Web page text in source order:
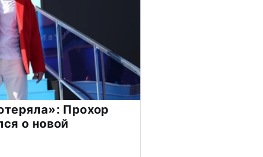
Прохор
о новой